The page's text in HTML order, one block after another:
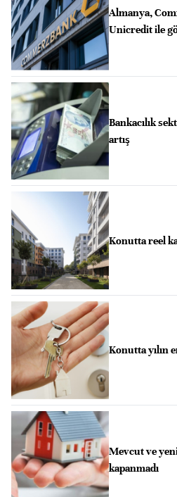
Almanya,
Unicredit ile
Bankacılık
artış
Konutta reel
Konutta yılın
Mevcut ve
kapanmadı